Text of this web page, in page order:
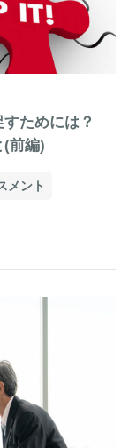
ためには？
(前編)
メント